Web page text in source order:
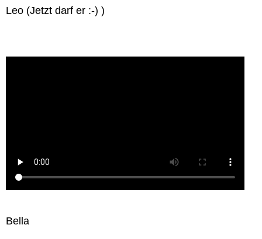
Leo (Jetzt darf er :-) )
Bella